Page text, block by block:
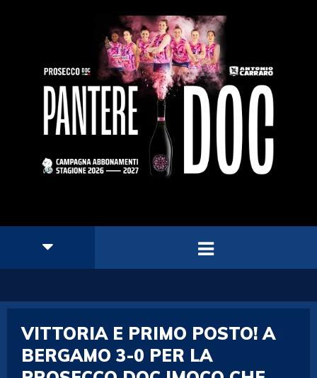
VITTORIA E PRIMO POSTO! A
BERGAMO 3-0 PER LA